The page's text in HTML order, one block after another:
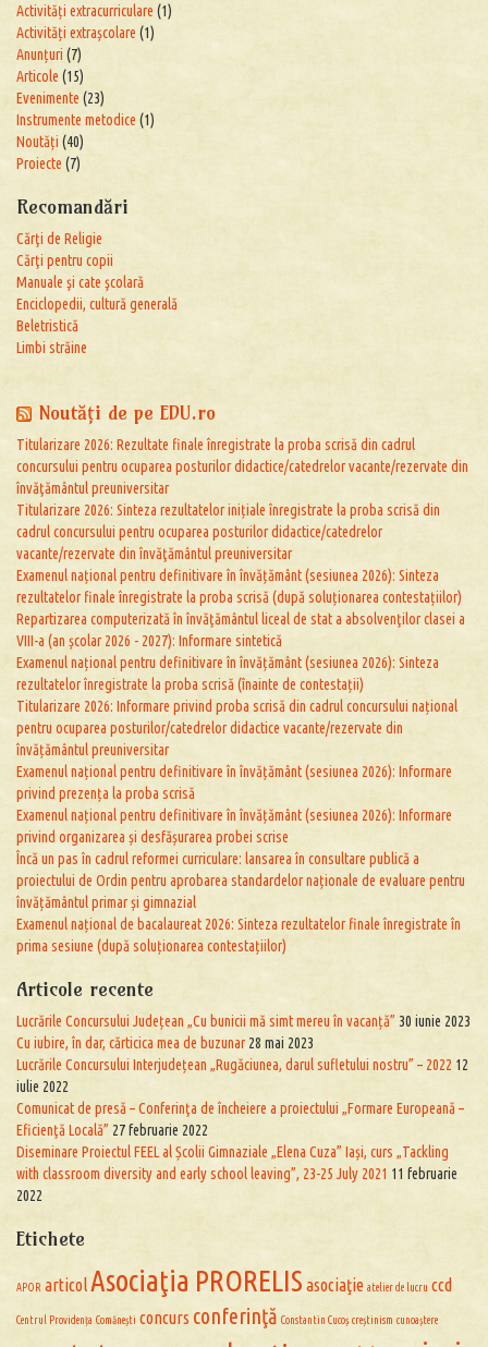
Activități extracurriculare (1)
Activități extrașcolare (1)
Anunțuri (7)
Articole (15)
Evenimente (23)
Instrumente metodice (1)
Noutăți (40)
Proiecte (7)
Recomandări
Cărţi de Religie
Cărţi pentru copii
Manuale şi cate şcolară
Enciclopedii, cultură generală
Beletristică
Limbi străine
Noutăţi de pe EDU.ro
Titularizare 2026: Rezultate finale înregistrate la proba scrisă din cadrul
concursului pentru ocuparea posturilor didactice/catedrelor vacante/rezervate din
învăţământul preuniversitar
Titularizare 2026: Sinteza rezultatelor inițiale înregistrate la proba scrisă din
cadrul concursului pentru ocuparea posturilor didactice/catedrelor
vacante/rezervate din învăţământul preuniversitar
Examenul național pentru definitivare în învățământ (sesiunea 2026): Sinteza
rezultatelor finale înregistrate la proba scrisă (după soluționarea contestațiilor)
Repartizarea computerizată în învăţământul liceal de stat a absolvenţilor clasei a
VIII-a (an școlar 2026 - 2027): Informare sintetică
Examenul național pentru definitivare în învățământ (sesiunea 2026): Sinteza
rezultatelor înregistrate la proba scrisă (înainte de contestații)
Titularizare 2026: Informare privind proba scrisă din cadrul concursului național
pentru ocuparea posturilor/catedrelor didactice vacante/rezervate din
învățământul preuniversitar
Examenul național pentru definitivare în învățământ (sesiunea 2026): Informare
privind prezența la proba scrisă
Examenul național pentru definitivare în învățământ (sesiunea 2026): Informare
privind organizarea și desfășurarea probei scrise
Încă un pas în cadrul reformei curriculare: lansarea în consultare publică a
proiectului de Ordin pentru aprobarea standardelor naționale de evaluare pentru
învățământul primar și gimnazial
Examenul național de bacalaureat 2026: Sinteza rezultatelor finale înregistrate în
prima sesiune (după soluționarea contestațiilor)
Articole recente
Lucrările Concursului Județean „Cu bunicii mă simt mereu în vacanță” 30 iunie 2023
Cu iubire, în dar, cărticica mea de buzunar 28 mai 2023
Lucrările Concursului Interjudețean „Rugăciunea, darul sufletului nostru” – 2022 12
iulie 2022
Comunicat de presă – Conferinţa de încheiere a proiectului „Formare Europeană –
Eficienţă Locală” 27 februarie 2022
Diseminare Proiectul FEEL al Școlii Gimnaziale „Elena Cuza” Iași, curs „Tackling
with classroom diversity and early school leaving”, 23-25 July 2021 11 februarie
2022
Etichete
APOR articol Asociaţia PRORELIS asociaţie atelier de lucru ccd
Centrul Providența Comănești concurs conferinţă Constantin Cucoș creștinism cunoaștere